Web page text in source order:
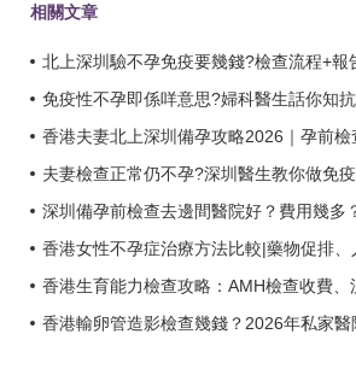
相關文章
北上深圳驗不孕免疫要幾錢?檢查流程+報
免疫性不孕即係咩意思?婦科醫生話你知抗精子
香港夫妻北上深圳備孕攻略2026｜孕前檢查費用、流
夫妻檢查正常仍不孕?深圳醫生教你做免
深圳備孕前檢查去邊間醫院好？費用幾多
香港女性不孕症治療方法比較|藥物促排、人工授精及
香港生育能力檢查攻略：AMH檢查收費、流程及
香港輸卵管造影檢查幾錢？2026年私家醫院vs公立